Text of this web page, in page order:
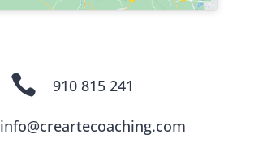
 910 815 241
info@creartecoaching.com